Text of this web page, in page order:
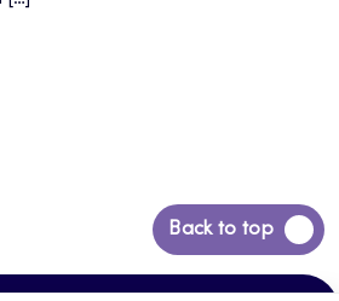
Back to top
Siirry
takaisin